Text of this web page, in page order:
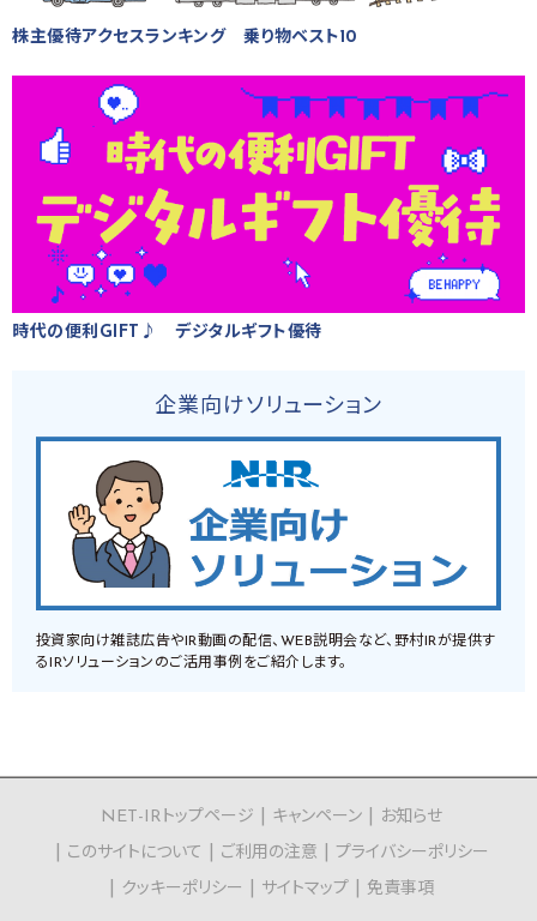
株主優待アクセスランキング 乗り物ベスト10
時代の便利GIFT♪ デジタルギフト優待
企業向けソリューション
投資家向け雑誌広告やIR動画の配信、WEB説明会など、野村IRが提供す
るIRソリューションのご活用事例をご紹介します。
NET-IRトップページ キャンペーン
お知らせ
このサイトについて
ご利用の注意
プライバシーポリシー
クッキーポリシー
サイトマップ 免責事項